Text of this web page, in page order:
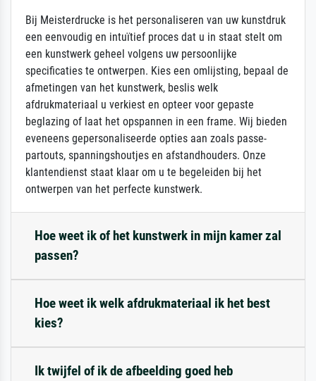
Bij Meisterdrucke is het personaliseren van uw kunstdruk
een eenvoudig en intuïtief proces dat u in staat stelt om
een kunstwerk geheel volgens uw persoonlijke
specificaties te ontwerpen. Kies een omlijsting, bepaal de
afmetingen van het kunstwerk, beslis welk
afdrukmateriaal u verkiest en opteer voor gepaste
beglazing of laat het opspannen in een frame. Wij bieden
eveneens gepersonaliseerde opties aan zoals passe-
partouts, spanningshoutjes en afstandhouders. Onze
klantendienst staat klaar om u te begeleiden bij het
ontwerpen van het perfecte kunstwerk.
Hoe weet ik of het kunstwerk in mijn kamer zal
passen?
Hoe weet ik welk afdrukmateriaal ik het best
kies?
Ik twijfel of ik de afbeelding goed heb